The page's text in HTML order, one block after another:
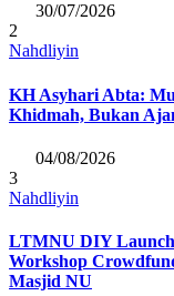
30/07/2026
2
Nahdliyin
KH Asyhari Abta:
Khidmah, Bukan
04/08/2026
3
Nahdliyin
LTMNU DIY
Workshop
Masjid NU